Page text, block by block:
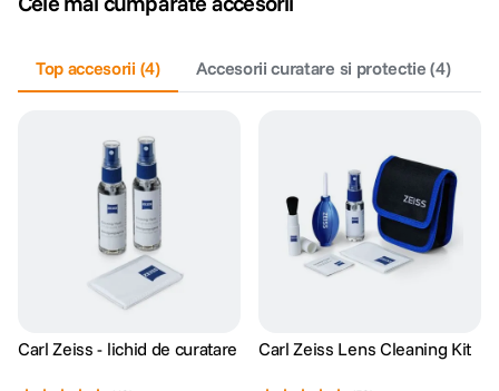
Top accesorii (4) Accesorii curatare si protectie (4)
Carl Zeiss - lichid de curatare Carl Zeiss Lens Cleaning Kit